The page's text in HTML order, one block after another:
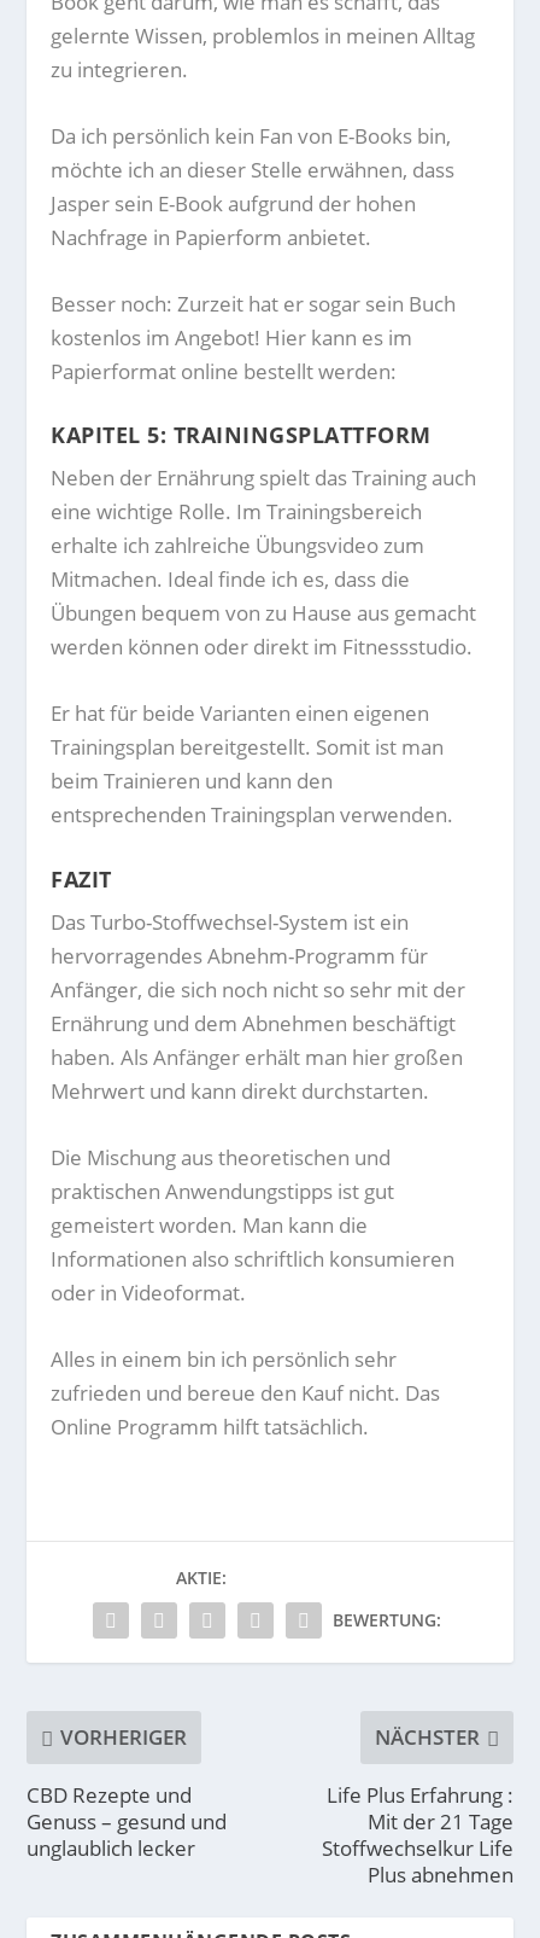
gelernte Wissen, problemlos in meinen Alltag
zu integrieren.
Da ich persönlich kein Fan von E-Books bin,
möchte ich an dieser Stelle erwähnen, dass
Jasper sein E-Book aufgrund der hohen
Nachfrage in Papierform anbietet.
Besser noch: Zurzeit hat er sogar sein Buch
kostenlos im Angebot! Hier kann es im
Papierformat online bestellt werden:
KAPITEL 5: TRAININGSPLATTFORM
Neben der Ernährung spielt das Training auch
eine wichtige Rolle. Im Trainingsbereich
erhalte ich zahlreiche Übungsvideo zum
Mitmachen. Ideal finde ich es, dass die
Übungen bequem von zu Hause aus gemacht
werden können oder direkt im Fitnessstudio.
Er hat für beide Varianten einen eigenen
Trainingsplan bereitgestellt. Somit ist man
beim Trainieren und kann den
entsprechenden Trainingsplan verwenden.
FAZIT
Das Turbo-Stoffwechsel-System ist ein
hervorragendes Abnehm-Programm für
Anfänger, die sich noch nicht so sehr mit der
Ernährung und dem Abnehmen beschäftigt
haben. Als Anfänger erhält man hier großen
Mehrwert und kann direkt durchstarten.
Die Mischung aus theoretischen und
praktischen Anwendungstipps ist gut
gemeistert worden. Man kann die
Informationen also schriftlich konsumieren
oder in Videoformat.
Alles in einem bin ich persönlich sehr
zufrieden und bereue den Kauf nicht. Das
Online Programm hilft tatsächlich.
AKTIE:
BEWERTUNG:
VORHERIGER
CBD Rezepte und
Genuss – gesund und
unglaublich lecker
NÄCHSTER
Life Plus Erfahrung :
Mit der 21 Tage
Stoffwechselkur Life
Plus abnehmen